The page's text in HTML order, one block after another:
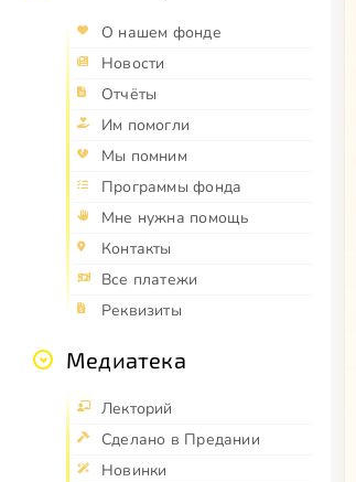
О нашем фонде
Новости
Отчёты
Им помогли
Мы помним
Программы фонда
Мне нужна помощь
Контакты
Все платежи
Реквизиты
Медиатека
Лекторий
Сделано в Предании
Новинки